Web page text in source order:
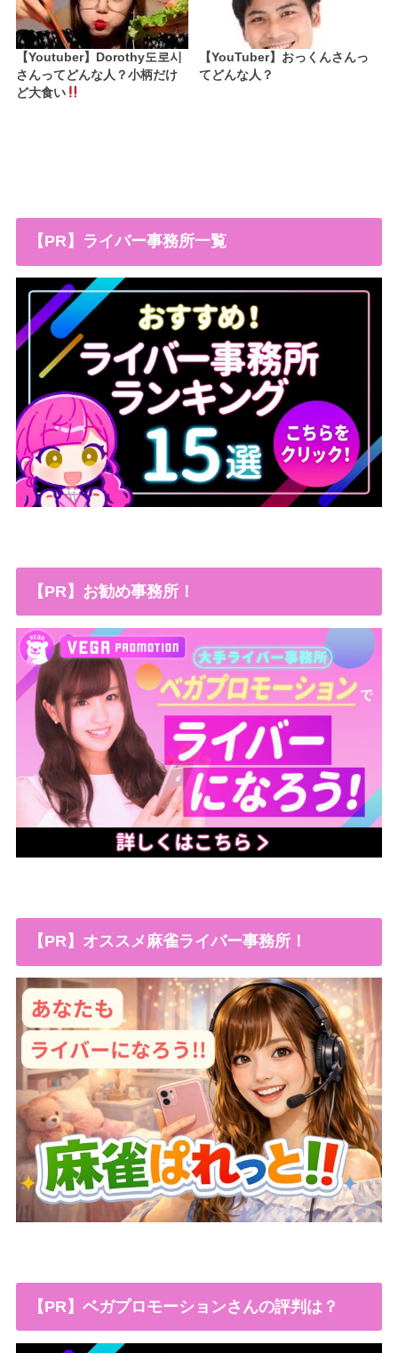
【Youtuber】Dorothy도로시
さんってどんな人？小柄だけ
ど大食い
【YouTuber】おっくんさんっ
てどんな人？
【PR】ライバー事務所一覧
【PR】お勧め事務所！
【PR】オススメ麻雀ライバー事務所！
【PR】ベガプロモーションさんの評判は？